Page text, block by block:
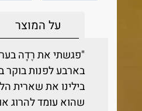
על המוצר
"פגשתי את רֶדָה
בארבע לפנות בוקר
בילינו את שארית
שהוא עומד להרוג